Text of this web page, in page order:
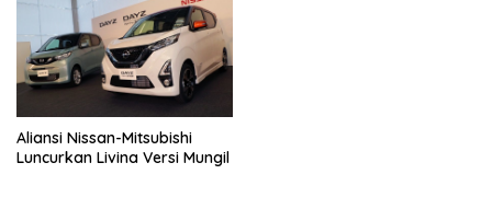
Aliansi Nissan-Mitsubishi
Luncurkan Livina Versi Mungil